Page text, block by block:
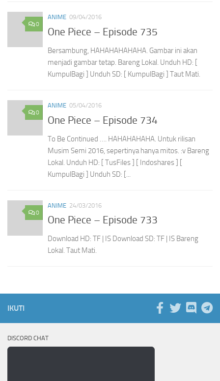
0
ANIME 09/04/2016
One Piece – Episode 735
Bersambung, HAHAHAHAHAHA. Gambar ini akan
menjadi gambar tetap. Bareng Lokal. Unduh HD: [
KumpulBagi ] Unduh SD: [ KumpulBagi ] Taut Mati.
0
ANIME 05/04/2016
One Piece – Episode 734
To Be Continued …. HAHAHAHAHA. Untuk rilisan
Musim Semi 2016, sepertinya hanya mitos. :v Bareng
Lokal. Unduh HD: [ TusFiles ] [ Indoshares ] [
KumpulBagi ] Unduh SD: [...
0
ANIME 24/03/2016
One Piece – Episode 733
Download HD: TF | IS Download SD: TF | IS Bareng
Lokal. Taut Mati.
IKUTI
DISCORD CHAT